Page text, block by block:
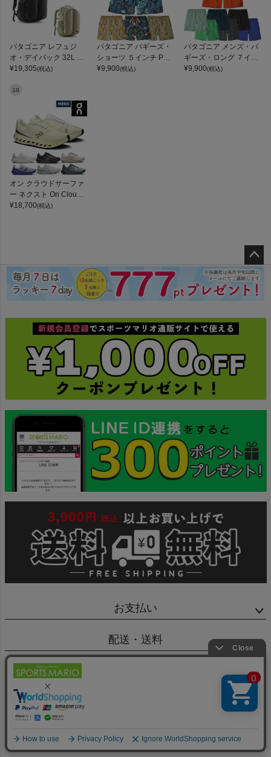
パタゴニア レフュジ
オ・デイパック 32L PA
TAGONIA REFUGIO DA
¥19,305(税込)
パタゴニア バギーズ・
ショーツ ５インチ Pata
gonia Baggies Shorts 5
¥9,900(税込)
パタゴニア メンズ・バ
ギーズ・ロング ７イン
チ Patagonia Men's Ba
¥9,900(税込)
10
オン クラウドサーファ
ー ネクスト On Clouds
urfer Next
¥18,700(税込)
ペー
ジト
ップ
お支払い
配送・送料
カテゴリー